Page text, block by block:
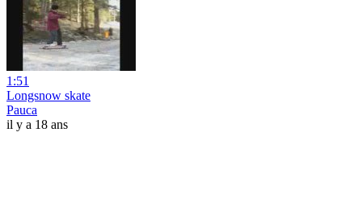
1:51
Longsnow skate
Pauca
il y a 18 ans